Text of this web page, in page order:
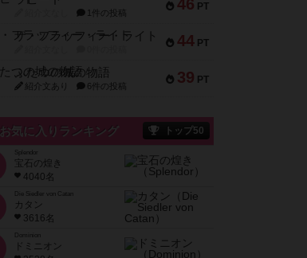
46 PT
1件の投稿
44 PT
ザ・フラッフィー・ライト
39 PT
ふたつの城の物語
紹介文あり 6件の投稿
お気に入りランキング トップ50
宝石の煌き
4040名
Die Siedler von Catan
カタン
3616名
ドミニオン